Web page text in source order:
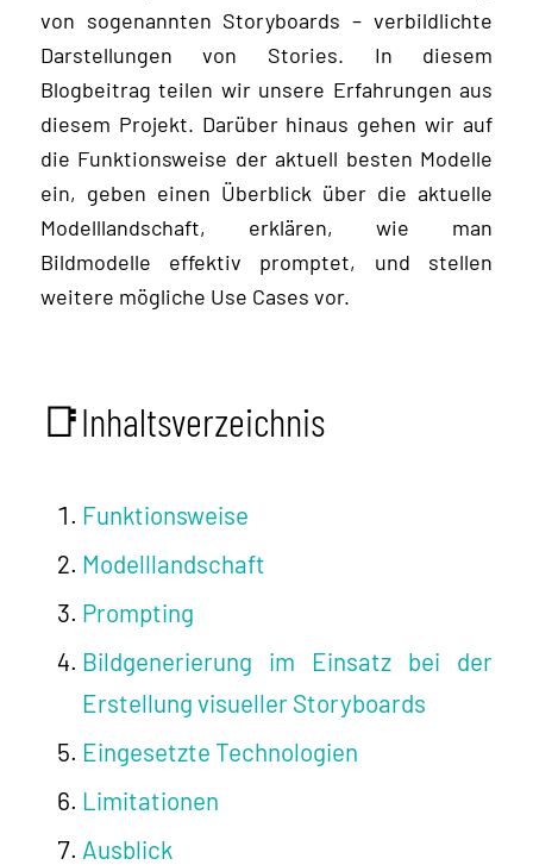
von sogenannten Storyboards – verbildlichte
Darstellungen von Stories. In diesem
Blogbeitrag teilen wir unsere Erfahrungen aus
diesem Projekt. Darüber hinaus gehen wir auf
die Funktionsweise der aktuell besten Modelle
ein, geben einen Überblick über die aktuelle
Modelllandschaft, erklären, wie man
Bildmodelle effektiv promptet, und stellen
weitere mögliche Use Cases vor.
📑Inhaltsverzeichnis
Funktionsweise
Modelllandschaft
Prompting
Bildgenerierung im Einsatz bei der
Erstellung visueller Storyboards
Eingesetzte Technologien
Limitationen
Ausblick